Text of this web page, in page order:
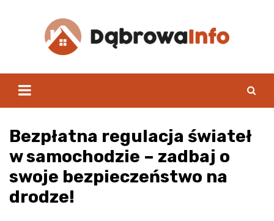
Bezpłatna regulacja świateł
w samochodzie – zadbaj o
swoje bezpieczeństwo na
drodze!